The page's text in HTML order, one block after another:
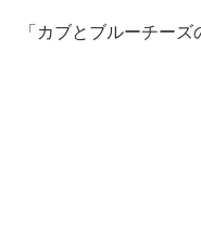
「カブとブルーチーズ